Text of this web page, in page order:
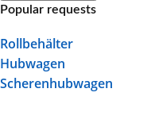
Popular requests
Rollbehälter
Hubwagen
Scherenhubwagen